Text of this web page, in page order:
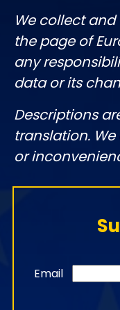
We collect
the page of
any
data or its
Descriptions
translation.
or
Email